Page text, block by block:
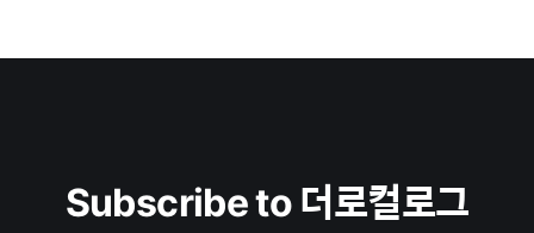
Subscribe to 더로컬로그